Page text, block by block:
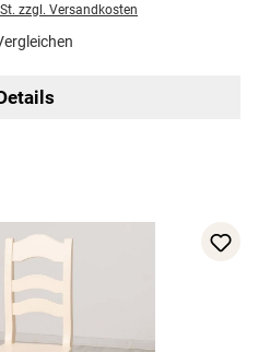
zzgl. Versandkosten